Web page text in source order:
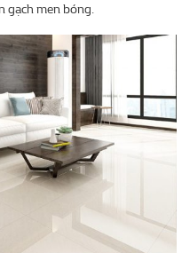
gạch men bóng.